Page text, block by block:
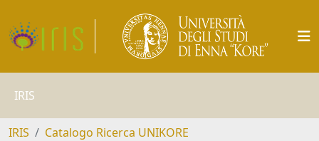
IRIS
IRIS
Catalogo Ricerca UNIKORE